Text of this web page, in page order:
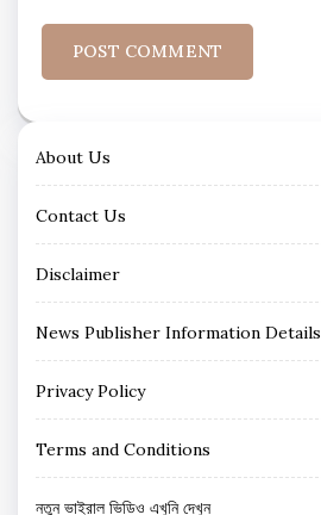
About Us
Contact Us
Disclaimer
News Publisher Information Details
Privacy Policy
Terms and Conditions
নতুন ভাইরাল ভিডিও এখুনি দেখুন